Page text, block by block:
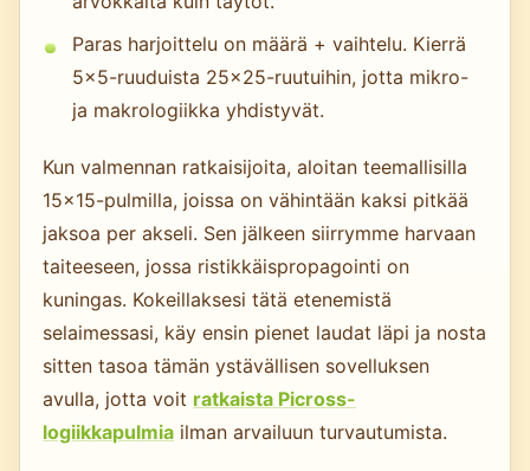
Paras harjoittelu on määrä + vaihtelu. Kierrä
5x5-ruuduista 25x25-ruutuihin, jotta mikro-
ja makrologiikka yhdistyvät.
Kun valmennan ratkaisijoita, aloitan teemallisilla
15x15-pulmilla, joissa on vähintään kaksi pitkää
jaksoa per akseli. Sen jälkeen siirrymme harvaan
taiteeseen, jossa ristikkäispropagointi on
kuningas. Kokeillaksesi tätä etenemistä
selaimessasi, käy ensin pienet laudat läpi ja nosta
sitten tasoa tämän ystävällisen sovelluksen
avulla, jotta voit ratkaista Picross-
logiikkapulmia ilman arvailuun turvautumista.